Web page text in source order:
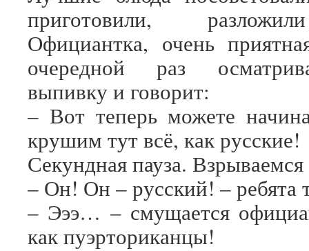
приготовили,
Официантка, очень
очередной раз
выпивку и говорит:
– Вот теперь можете
крушим тут всё, как русские!
Секундная пауза.
– Он! Он – русский! – ребята
– Эээ… – смущается
как пуэрториканцы!